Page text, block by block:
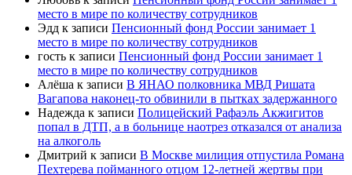
место в мире по количеству сотрудников
Эдд к записи Пенсионный фонд России занимает 1
место в мире по количеству сотрудников
гость к записи Пенсионный фонд России занимает 1
место в мире по количеству сотрудников
Алёша к записи В ЯНАО полковника МВД Ришата
Вагапова наконец-то обвинили в пытках задержанного
Надежда к записи Полицейский Рафаэль Акжигитов
попал в ДТП, а в больнице наотрез отказался от анализа
на алкоголь
Дмитрий к записи В Москве милиция отпустила Романа
Пехтерева пойманного отцом 12-летней жертвы при